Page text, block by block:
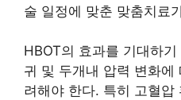
술 일정에 맞춘 맞춤치료
HBOT의 효과를 기대하
귀 및 두개내 압력 변화에
려해야 한다. 특히 고혈압